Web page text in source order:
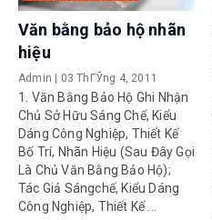
Văn bằng bảo hộ nhãn
hiệu
Admin | 03 ThГЎng 4, 2011
1. Văn Bằng Bảo Hộ Ghi Nhận
Chủ Sở Hữu Sáng Chế, Kiểu
Dáng Công Nghiệp, Thiết Kế
Bố Trí, Nhãn Hiệu (sau Đây Gọi
Là Chủ Văn Bằng Bảo Hộ);
Tác Giả Sángchế, Kiểu Dáng
Công Nghiệp, Thiết Kế ...